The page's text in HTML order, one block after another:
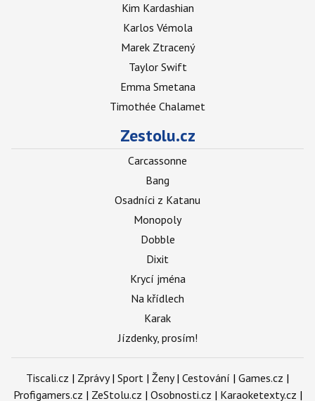
Kim Kardashian
Karlos Vémola
Marek Ztracený
Taylor Swift
Emma Smetana
Timothée Chalamet
Zestolu.cz
Carcassonne
Bang
Osadníci z Katanu
Monopoly
Dobble
Dixit
Krycí jména
Na křídlech
Karak
Jízdenky, prosím!
Tiscali.cz | Zprávy| Sport | Ženy| Cestování | Games.cz |
Profigamers.cz | ZeStolu.cz | Osobnosti.cz | Karaoketexty.cz |